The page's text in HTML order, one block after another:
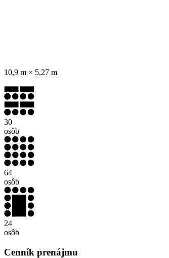
10,9 m × 5,27 m
30
osôb
64
osôb
24
osôb
Cenník prenájmu